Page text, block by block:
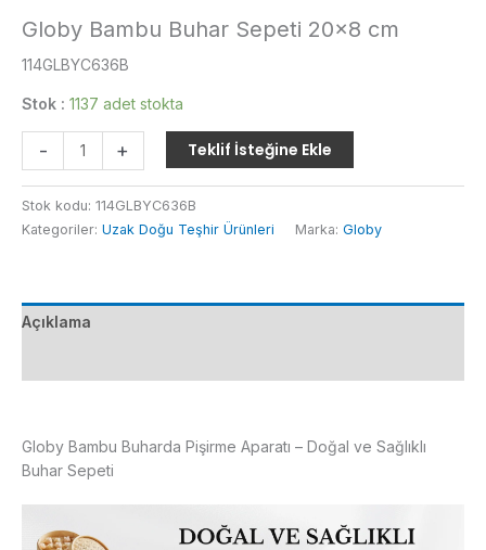
Globy Bambu Buhar Sepeti 20×8 cm
114GLBYC636B
Stok : 1137 adet stokta
-
Bambu
Buhar
Sepeti
20x8
+ Teklif İsteğine Ekle
Stok kodu: 114GLBYC636B
Kategoriler: Uzak Doğu Teşhir Ürünleri Marka: Globy
Açıklama
Globy Bambu Buharda Pişirme Aparatı – Doğal ve Sağlıklı
Buhar Sepeti